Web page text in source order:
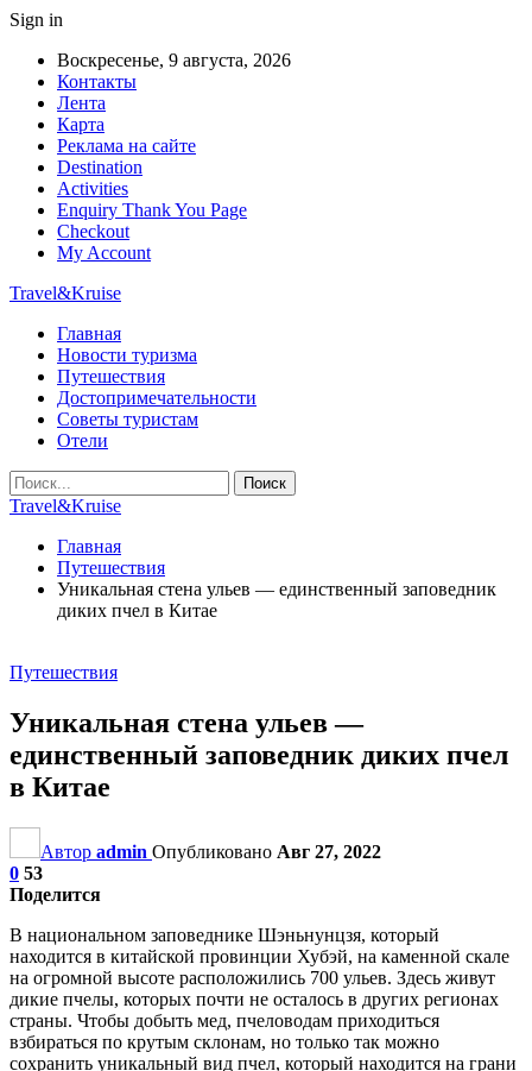
Sign in
Воскресенье, 9 августа, 2026
Контакты
Лента
Карта
Реклама на сайте
Destination
Activities
Enquiry Thank You Page
Checkout
My Account
Travel&Kruise
Главная
Новости туризма
Путешествия
Достопримечательности
Советы туристам
Отели
Travel&Kruise
Главная
Путешествия
Уникальная стена ульев — единственный заповедник
диких пчел в Китае
Путешествия
Уникальная стена ульев —
единственный заповедник диких пчел
в Китае
Автор admin Опубликовано Авг 27, 2022
0 53
Поделится
В национальном заповеднике Шэньнунцзя, который
находится в китайской провинции Хубэй, на каменной скале
на огромной высоте расположились 700 ульев. Здесь живут
дикие пчелы, которых почти не осталось в других регионах
страны. Чтобы добыть мед, пчеловодам приходиться
взбираться по крутым склонам, но только так можно
сохранить уникальный вид пчел, который находится на грани